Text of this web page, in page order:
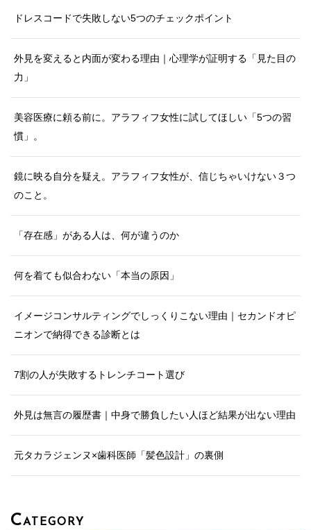
ドレスコードで失敗しない5つのチェックポイント
外見を変えると内面が変わる理由｜心理学が証明する「見た目の
力」
美容医療に頼る前に。アラフィフ女性に試してほしい「5つの習
慣」。
鏡に映る自分を疑え。アラフィフ女性が、信じちゃいけない３つ
のこと。
「存在感」がある人は、何が違うのか
何を着ても似合わない「本当の原因」
イメージコンサルティングでしっくりこない理由｜セカンドオピ
ニオンで納得できる診断とは
7割の人が失敗するトレンチコート選び
外見は無言の履歴書｜中身で勝負したい人ほど結果が出ない理由
元タカラジェンヌ×歯科医師「髪色設計」の裏側
CATEGORY